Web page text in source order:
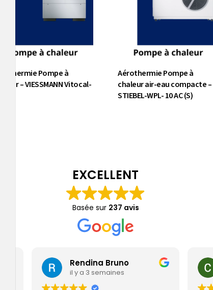
Pompe à
– VIESSMANN Vitocal-
Aérothermie Pompe à
chaleur air-eau compacte –
STIEBEL-WPL- 10 AC (S)
EXCELLENT
Basée sur 237 avis
Rendina Bruno
il y a 3 semaines